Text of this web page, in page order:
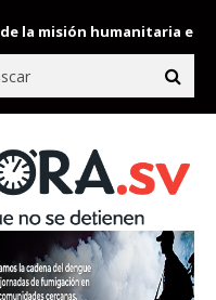
humanitaria enviada